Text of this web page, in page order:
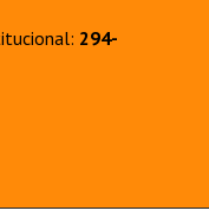
294-